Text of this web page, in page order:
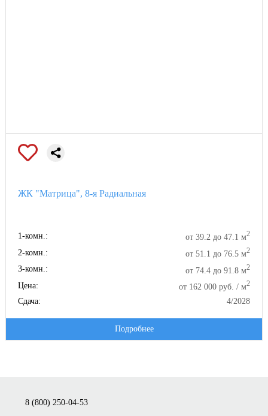
ЖК "Матрица", 8-я Радиальная
1-комн.: от 39.2 до 47.1 м2
2-комн.: от 51.1 до 76.5 м2
3-комн.: от 74.4 до 91.8 м2
Цена: от 162 000 руб. / м2
Сдача: 4/2028
Подробнее
8 (800) 250-04-53